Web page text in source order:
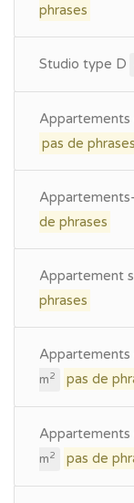
phrases
Studio type D
Appartements
pas de phrases
de phrases
Appartement
phrases
Appartements
m2 pas de
Appartements
m2 pas de